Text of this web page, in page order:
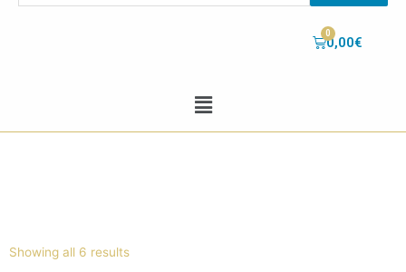
0,00€
Showing all 6 results